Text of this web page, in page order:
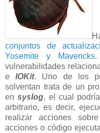
conjuntos de
Yosemite y Mavericks.
vulnerabilidades
eIOKit. Uno de los
solventan trata de un
ensyslog, el cual
arbitrario, es decir,
realizar acciones
acciones o código